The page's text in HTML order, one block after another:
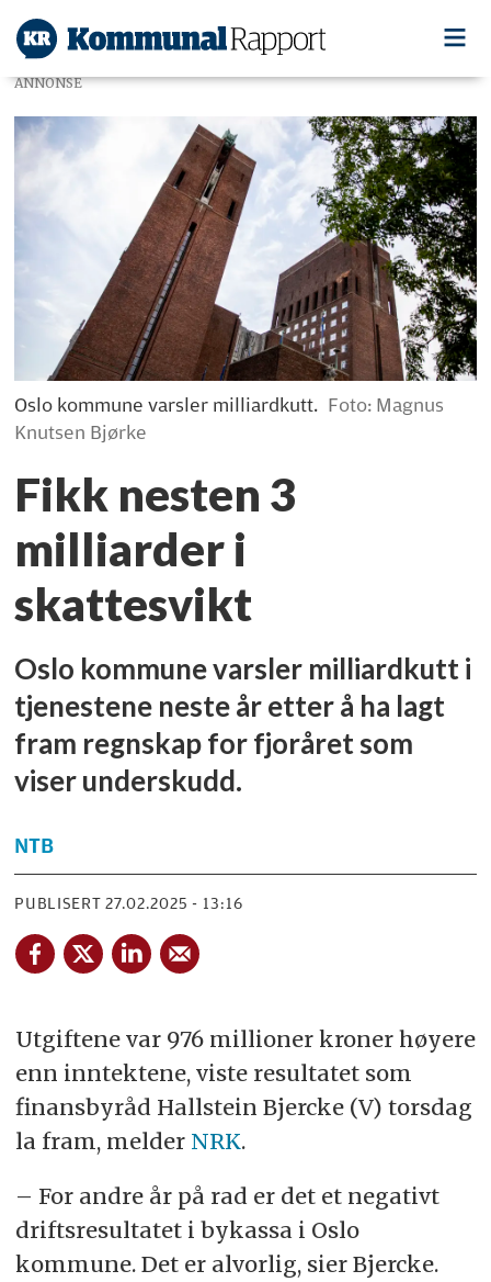
ANNONSE
Oslo kommune varsler milliardkutt. Foto: Magnus
Knutsen Bjørke
Fikk nesten 3
milliarder i
skattesvikt
Oslo kommune varsler milliardkutt i
tjenestene neste år etter å ha lagt
fram regnskap for fjoråret som
viser underskudd.
NTB
PUBLISERT 27.02.2025 - 13:16
Utgiftene var 976 millioner kroner høyere
enn inntektene, viste resultatet som
finansbyråd Hallstein Bjercke (V) torsdag
la fram, melder NRK.
– For andre år på rad er det et negativt
driftsresultatet i bykassa i Oslo
kommune. Det er alvorlig, sier Bjercke.